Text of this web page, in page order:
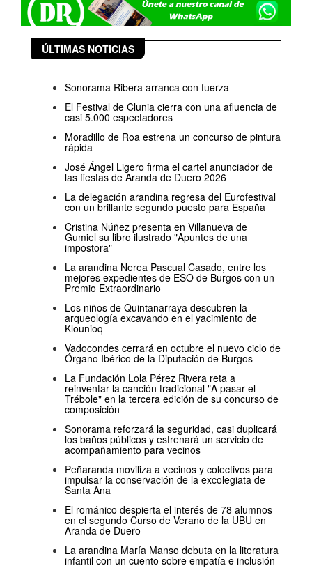
ÚLTIMAS NOTICIAS
Sonorama Ribera arranca con fuerza
El Festival de Clunia cierra con una afluencia de
casi 5.000 espectadores
Moradillo de Roa estrena un concurso de pintura
rápida
José Ángel Ligero firma el cartel anunciador de
las fiestas de Aranda de Duero 2026
La delegación arandina regresa del Eurofestival
con un brillante segundo puesto para España
Cristina Núñez presenta en Villanueva de
Gumiel su libro ilustrado "Apuntes de una
impostora"
La arandina Nerea Pascual Casado, entre los
mejores expedientes de ESO de Burgos con un
Premio Extraordinario
Los niños de Quintanarraya descubren la
arqueología excavando en el yacimiento de
Klounioq
Vadocondes cerrará en octubre el nuevo ciclo de
Órgano Ibérico de la Diputación de Burgos
La Fundación Lola Pérez Rivera reta a
reinventar la canción tradicional "A pasar el
Trébole" en la tercera edición de su concurso de
composición
Sonorama reforzará la seguridad, casi duplicará
los baños públicos y estrenará un servicio de
acompañamiento para vecinos
Peñaranda moviliza a vecinos y colectivos para
impulsar la conservación de la excolegiata de
Santa Ana
El románico despierta el interés de 78 alumnos
en el segundo Curso de Verano de la UBU en
Aranda de Duero
La arandina María Manso debuta en la literatura
infantil con un cuento sobre empatía e inclusión